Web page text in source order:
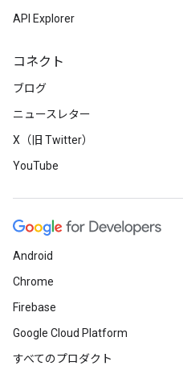
API Explorer
コネクト
ブログ
ニュースレター
X（旧 Twitter）
YouTube
Android
Chrome
Firebase
Google Cloud Platform
すべてのプロダクト